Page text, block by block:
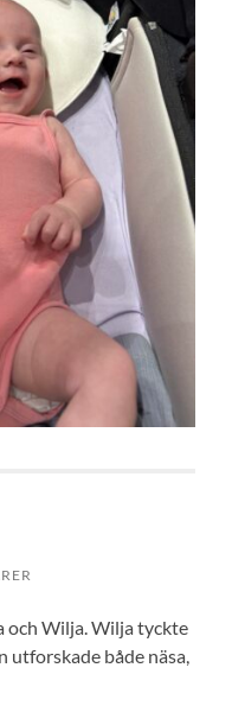
och Wilja. Wilja tyckte
både näsa,